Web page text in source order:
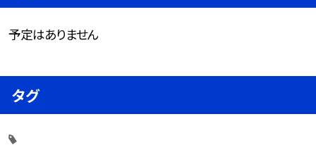
予定はありません
タグ